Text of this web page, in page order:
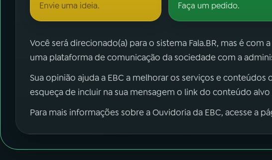
Envie uma ideia. Faça um pedido.
Você será direcionado(a) para o sistema Fala.BR, mas é com
uma plataforma de comunicação da sociedade com a
Sua opinião ajuda a EBC a melhorar os serviços e
esqueça de incluir na sua mensagem o link do conteúdo
Para mais informações sobre a Ouvidoria da EBC, acesse a